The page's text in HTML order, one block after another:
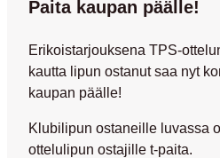
Paita kaupan päälle!
Erikoistarjouksena TPS-
kautta lipun ostanut saa nyt
kaupan päälle!
Klubilipun ostaneille luvassa
ottelulipun ostajille t-paita.